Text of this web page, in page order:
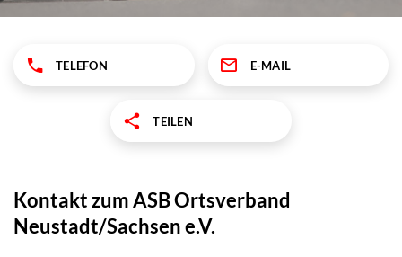
TELEFON E-MAIL
TEILEN
Kontakt zum ASB Ortsverband
Neustadt/Sachsen e.V.